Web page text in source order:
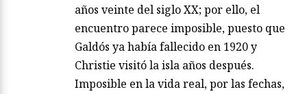
años veinte del siglo XX; por ello, el
encuentro parece imposible, puesto que
Galdós ya había fallecido en 1920 y
Christie visitó la isla años después.
Imposible en la vida real, por las fechas,